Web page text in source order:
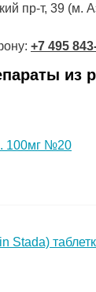
пр-т, 39 (м.
+7 495
из
100мг №20
Stada)